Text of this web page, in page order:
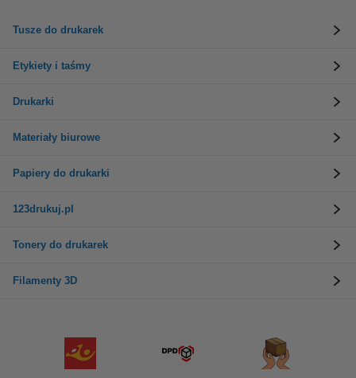
Tusze do drukarek
Etykiety i taśmy
Drukarki
Materiały biurowe
Papiery do drukarki
123drukuj.pl
Tonery do drukarek
Filamenty 3D